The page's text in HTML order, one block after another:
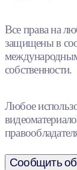
Все права на
защищены в
международным
собственности.
Любое
Сообщить об